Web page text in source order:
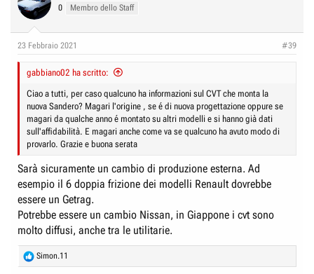
0 Membro dello Staff
23 Febbraio 2021 #39
gabbiano02 ha scritto:
Ciao a tutti, per caso qualcuno ha informazioni sul CVT che monta la
nuova Sandero? Magari l'origine , se é di nuova progettazione oppure se
magari da qualche anno é montato su altri modelli e si hanno già dati
sull'affidabilità. E magari anche come va se qualcuno ha avuto modo di
provarlo. Grazie e buona serata
Sarà sicuramente un cambio di produzione esterna. Ad
esempio il 6 doppia frizione dei modelli Renault dovrebbe
essere un Getrag.
Potrebbe essere un cambio Nissan, in Giappone i cvt sono
molto diffusi, anche tra le utilitarie.
R
e
Simon.11